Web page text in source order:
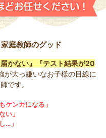
庭教師のグッド
届かない』『テスト結果が20
が大っ嫌いなお子様の目線に
です。
ケンカになる」
い」
…」